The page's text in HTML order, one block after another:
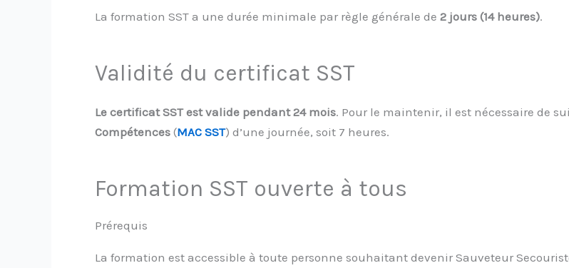
La formation SST a une durée minimale par règle générale de 2 jours (14 heures).
Validité du certificat SST
Le certificat SST est valide pendant 24 mois. Pour le maintenir, il est nécessaire de
Compétences (MAC SST) d’une journée, soit 7 heures.
Formation SST ouverte à tous
Prérequis
La formation est accessible à toute personne souhaitant devenir Sauveteur